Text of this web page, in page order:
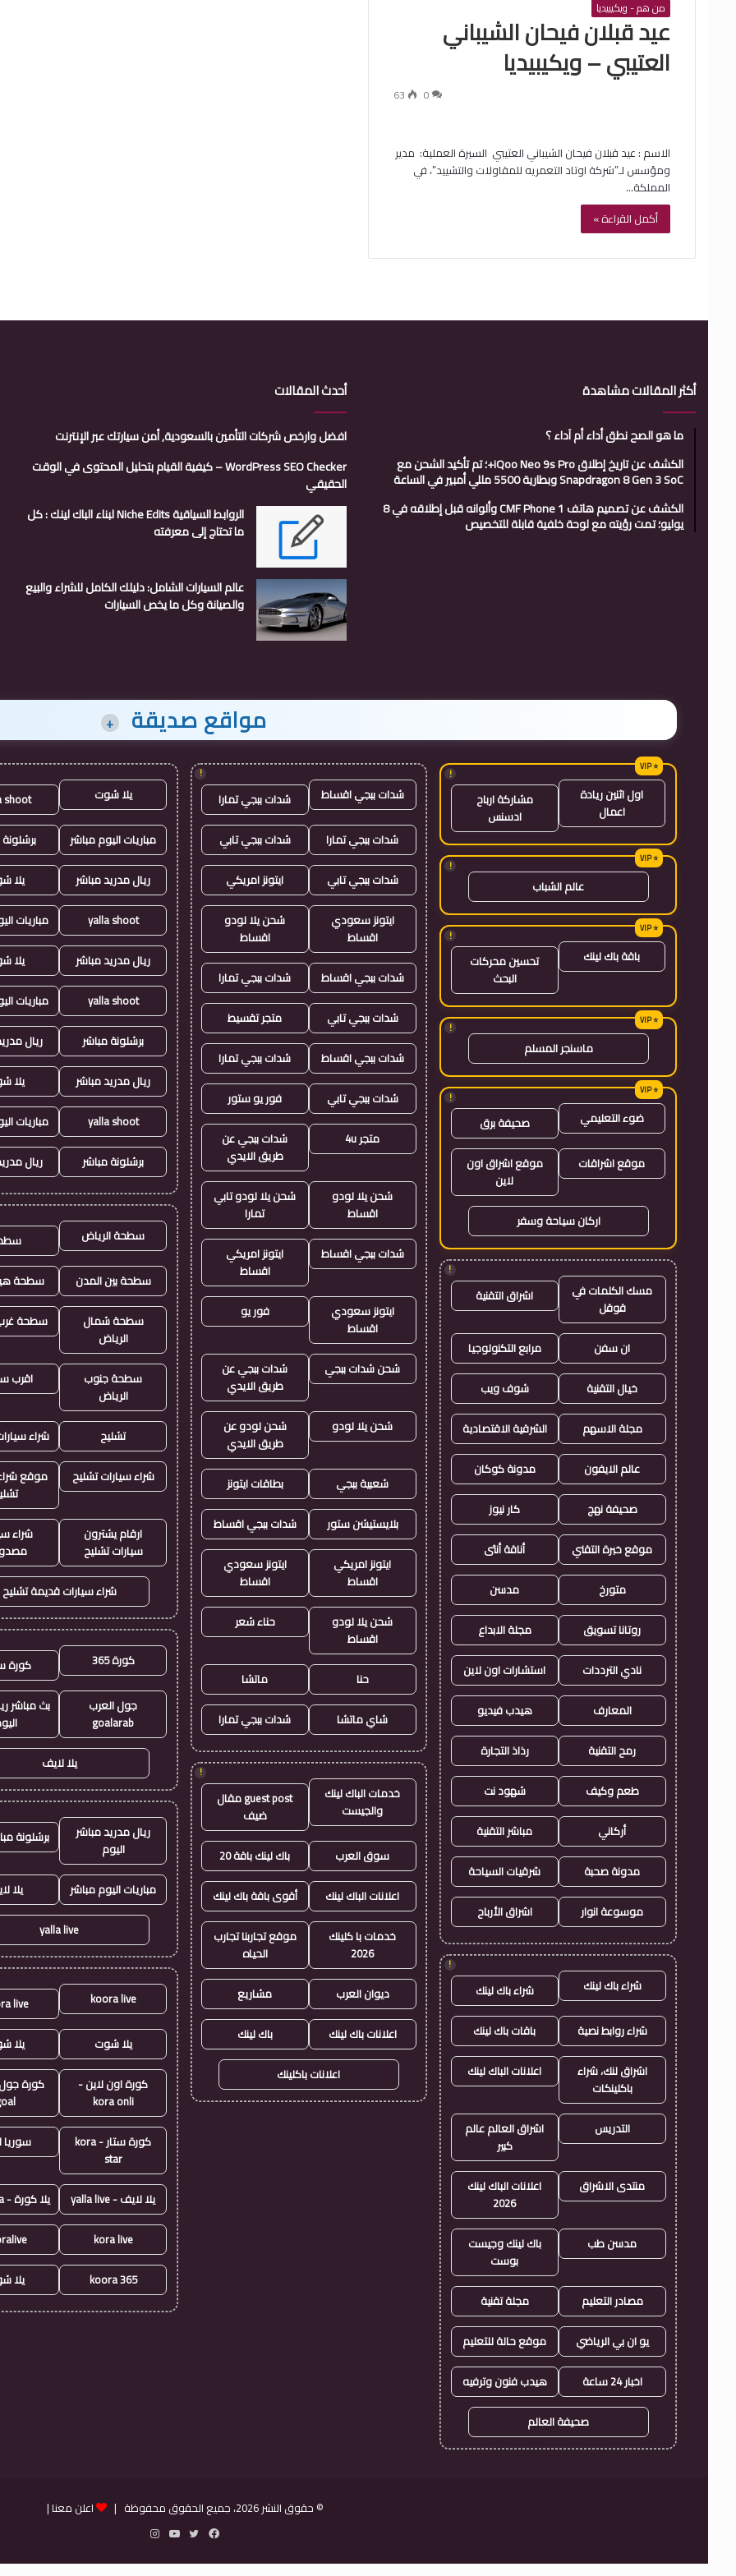
من هم - ويكيبيديا
‏عيد قبلان فيحان الشيباني
العتيبي – ويكيبيديا
0
63
الاسم : ‏عيد قبلان فيحان الشيباني العتيبي ‏ السيرة العملية: ‏ مدير
ومؤسس لـ”شركة اوتاد التعمريه للمقاولات والتشييد”، في
المملكة…
أكمل القراءة »
أكثر المقالات مشاهدة
ما هو الصح نطق أداء أم آداء ؟
الكشف عن تاريخ إطلاق iQoo Neo 9s Pro+؛ تم تأكيد الشحن مع
Snapdragon 8 Gen 3 SoC وبطارية 5500 مللي أمبير في الساعة
الكشف عن تصميم هاتف CMF Phone 1 وألوانه قبل إطلاقه في 8
يوليو؛ تمت رؤيته مع لوحة خلفية قابلة للتخصيص
أحدث المقالات
افضل وارخص شركات التأمين بالسعودية, أمن سيارتك عبر الإنترنت
WordPress SEO Checker – كيفية القيام بتحليل المحتوى في الوقت
الحقيقي
الروابط السياقية Niche Edits لبناء الباك لينك : كل
ما تحتاج إلى معرفته
عالم السيارات الشامل: دليلك الكامل للشراء والبيع
والصيانة وكل ما يخص السيارات
مواقع صديقة +
!
اول اثنين ريادة
اعمال
مشاركة ارباح
ادسنس
!
عالم الشباب
!
باقة باك لينك
تحسين محركات
البحث
!
ماسنجر المسلم
!
ضوء التعليمي صحيفة برق
موقع اشراقات
موقع اشراق اون
لاين
اركان سياحة وسفر
!
مسك الكلمات في
قوقل
اشراق التقنية
ان سفن مرابع التكنولوجيا
خيال التقنية شوف ويب
مجلة الاسهم الشرقية الاقتصادية
عالم الايفون مدونة كوكان
صحيفة نهج كار نيوز
موقع خبرة التقني أناقة أنثى
متورخ مدسن
روتانا تسويق مجلة الابداع
نادي الترددات استشارات اون لاين
المعارف هيدب فيديو
رمح التقنية رذاذ التجارة
طعم وكيف شهود نت
أركاني مباشر التقنية
مدونة صحبة شرقيات السياحة
موسوعة انوار اشراق الأرباح
!
شراء باك لينك شراء باك لينك
شراء روابط نصية باقات باك لينك
اشراق لنك، شراء
باكلينكات
اعلانات الباك لينك
التدريس
اشراق العالم عالم
كبير
منتدى الاشراق
اعلانات الباك لينك
2026
مدسن طب
باك لينك وجيست
بوست
مصادر التعليم مجلة تقنية
يو ان بي الرياضي موقع حالة للتعليم
اخبار 24 ساعة هيدب فنون وترفيه
صحيفة العالم
!
شدات ببجي اقساط شدات ببجي تمارا
شدات ببجي تمارا شدات ببجي تابي
شدات ببجي تابي ايتونز امريكي
ايتونز سعودي
اقساط
شحن يلا لودو
اقساط
شدات ببجي اقساط شدات ببجي تمارا
شدات ببجي تابي متجر تقسيط
شدات ببجي اقساط شدات ببجي تمارا
شدات ببجي تابي فور يو ستور
متجر 4u
شدات ببجي عن
طريق الايدي
شحن يلا لودو
اقساط
شحن يلا لودو تابي
تمارا
شدات ببجي اقساط
ايتونز امريكي
اقساط
ايتونز سعودي
اقساط
فور يو
شحن شدات ببجي
شدات ببجي عن
طريق الايدي
شحن يلا لودو
شحن لودو عن
طريق الايدي
شعبية ببجي بطاقات ايتونز
بلايستيشن ستور شدات ببجي اقساط
ايتونز امريكي
اقساط
ايتونز سعودي
اقساط
شحن يلا لودو
اقساط
حناء شعر
حنا ماتشا
شاي ماتشا شدات ببجي تمارا
!
خدمات الباك لينك
والجيست
guest post مقال
ضيف
سوق العرب باك لينك باقة 20
اعلانات الباك لينك أقوى باقة باك لينك
خدمات با كلينك
2026
موقع تجاربنا تجارب
الحياه
ديوان العرب مشاريع
اعلانات باك لينك باك لينك
اعلانات باكلينك
يلا شوت shoot
مباريات اليوم مباشر
ريال مدريد مباشر يلا
yalla shoot مباريات
ريال مدريد مباشر يلا
yalla shoot مباريات
برشلونة مباشر ريال
ريال مدريد مباشر يلا
yalla shoot مباريات
برشلونة مباشر ريال
سطحة الرياض
سطحة بين المدن سطحة
سطحة شمال
الرياض
سطحة
سطحة جنوب
الرياض
اقرب
تشليح شراء
شراء سيارات تشليح
موقع
ارقام يشترون
سيارات تشليح
شراء
شراء سيارات قديمة تشليح
كورة 365 كورة
جول العرب
goalarab
بث مباشر
يلا لايف
ريال مدريد مباشر
اليوم
برشلونة
مباريات اليوم مباشر يلا
yalla live
koora live
live
يلا شوت يلا
كورة اون لاين -
kora onli
كورة ستار - kora
star
سوريا
يلا لايف - yalla live يلا كورة - yallakora
kora live
koora 365 يلا
© حقوق النشر 2026، جميع الحقوق محفوظة | اعلن معنا |
فيسبوك
تويتريوتيوبانستقرام